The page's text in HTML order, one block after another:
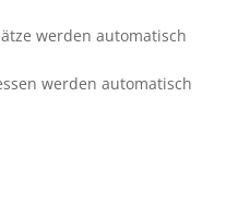
werden automatisch
werden automatisch